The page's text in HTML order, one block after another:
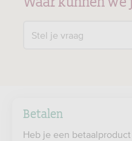
Stel je vraag
Betalen
Heb je een